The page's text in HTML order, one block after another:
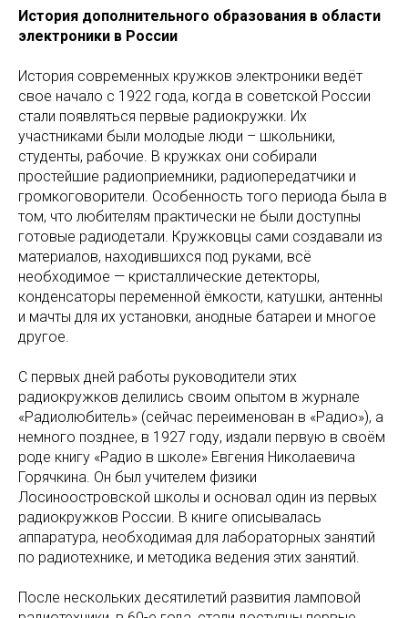
История дополнительного образования в области
электроники в России
История современных кружков электроники ведёт
свое начало с 1922 года, когда в советской России
стали появляться первые радиокружки. Их
участниками были молодые люди – школьники,
студенты, рабочие. В кружках они собирали
простейшие радиоприемники, радиопередатчики и
громкоговорители. Особенность того периода была в
том, что любителям практически не были доступны
готовые радиодетали. Кружковцы сами создавали из
материалов, находившихся под руками, всё
необходимое — кристаллические детекторы,
конденсаторы переменной ёмкости, катушки, антенны
и мачты для их установки, анодные батареи и многое
другое.
С первых дней работы руководители этих
радиокружков делились своим опытом в журнале
«Радиолюбитель» (сейчас переименован в «Радио»), а
немного позднее, в 1927 году, издали первую в своём
роде книгу «Радио в школе» Евгения Николаевича
Горячкина. Он был учителем физики
Лосиноостровской школы и основал один из первых
радиокружков России. В книге описывалась
аппаратура, необходимая для лабораторных занятий
по радиотехнике, и методика ведения этих занятий.
После нескольких десятилетий развития ламповой